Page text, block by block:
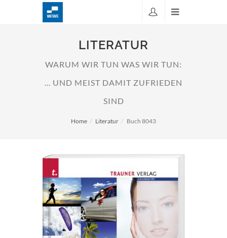
LITERATUR
WARUM WIR TUN WAS WIR TUN:
... UND MEIST DAMIT ZUFRIEDEN
SIND
Home Literatur Buch 8043